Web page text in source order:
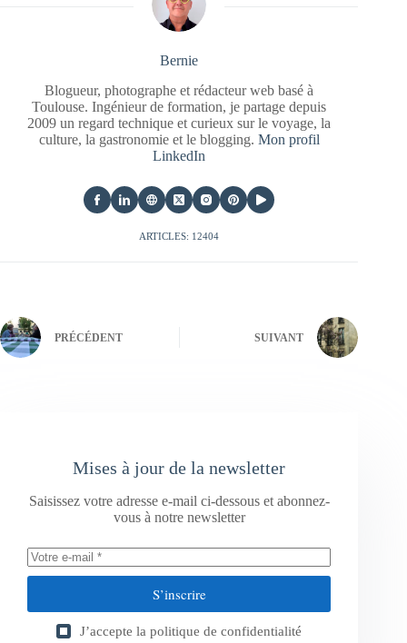
Bernie
Blogueur, photographe et rédacteur web basé à
Toulouse. Ingénieur de formation, je partage depuis
2009 un regard technique et curieux sur le voyage, la
culture, la gastronomie et le blogging. Mon profil
LinkedIn
ARTICLES: 12404
PRÉCÉDENT SUIVANT
Mises à jour de la newsletter
Saisissez votre adresse e-mail ci-dessous et abonnez-
vous à notre newsletter
S’inscrire
J’accepte la politique de confidentialité